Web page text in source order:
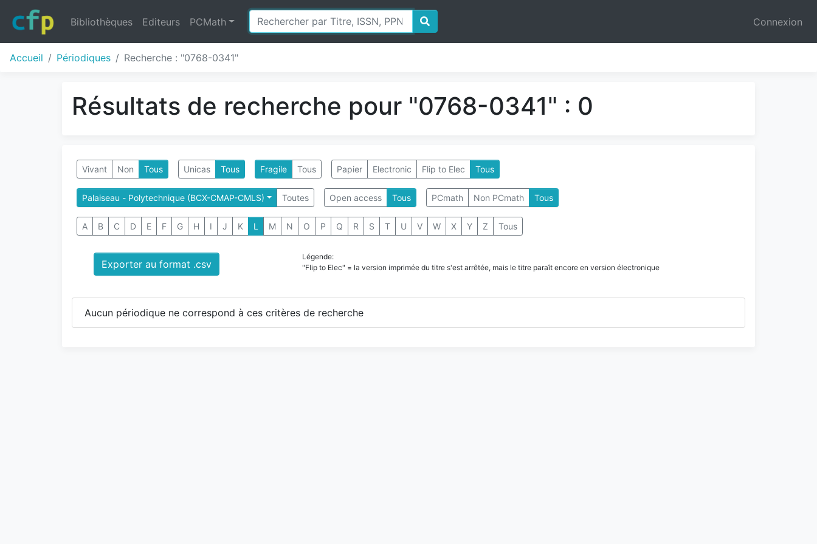
Bibliothèques Editeurs PCMath Connexion
Accueil Périodiques Recherche : "0768-0341"
Résultats de recherche pour "0768-0341" : 0
Vivant Non Tous Unicas Tous Fragile Tous Papier Electronic Flip to Elec Tous
Palaiseau - Polytechnique (BCX-CMAP-CMLS) Toutes Open access Tous PCmath Non PCmath Tous
A B C D E F G H I J K L M N O P Q R S T U V W X Y Z Tous
Exporter au format .csv
Légende:
"Flip to Elec" = la version imprimée du titre s'est arrêtée, mais le titre paraît encore en version électronique
Aucun périodique ne correspond à ces critères de recherche